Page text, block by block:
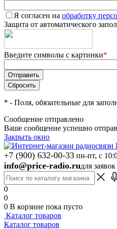
Я согласен на обработку
Защита от автоматического
Введите символы с картинки*
* - Поля, обязательные для
Сообщение отправлено
Ваше сообщение успешно
Закрыть окно
+7 (900) 632-00-33 пн-пт, с
info@price-radio.ruдля
0
0
0 В корзине пока пусто
Каталог товаров
Каталог товаров